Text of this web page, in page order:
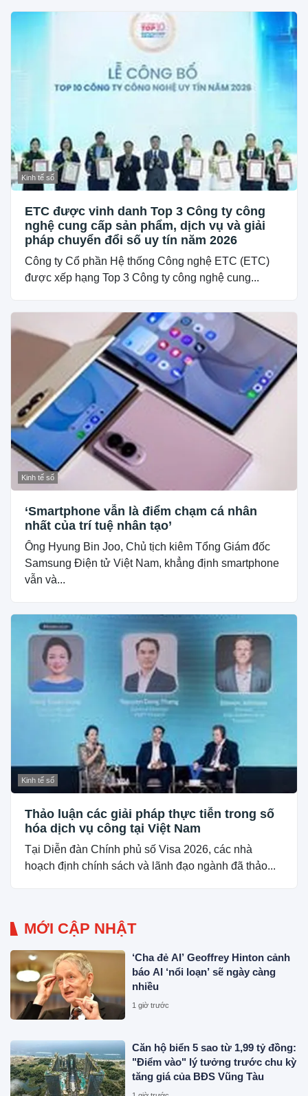
Kinh tế số
ETC được vinh danh Top 3 Công ty công
nghệ cung cấp sản phẩm, dịch vụ và giải
pháp chuyển đổi số uy tín năm 2026
Công ty Cổ phần Hệ thống Công nghệ ETC (ETC)
được xếp hạng Top 3 Công ty công nghệ cung...
Kinh tế số
‘Smartphone vẫn là điểm chạm cá nhân
nhất của trí tuệ nhân tạo’
Ông Hyung Bin Joo, Chủ tịch kiêm Tổng Giám đốc
Samsung Điện tử Việt Nam, khẳng định smartphone
vẫn và...
Kinh tế số
Thảo luận các giải pháp thực tiễn trong số
hóa dịch vụ công tại Việt Nam
Tại Diễn đàn Chính phủ số Visa 2026, các nhà
hoạch định chính sách và lãnh đạo ngành đã thảo...
MỚI CẬP NHẬT
‘Cha đẻ AI’ Geoffrey Hinton cảnh
báo AI ‘nổi loạn’ sẽ ngày càng
nhiều
1 giờ trước
Căn hộ biển 5 sao từ 1,99 tỷ đồng:
"Điểm vào" lý tưởng trước chu kỳ
tăng giá của BĐS Vũng Tàu